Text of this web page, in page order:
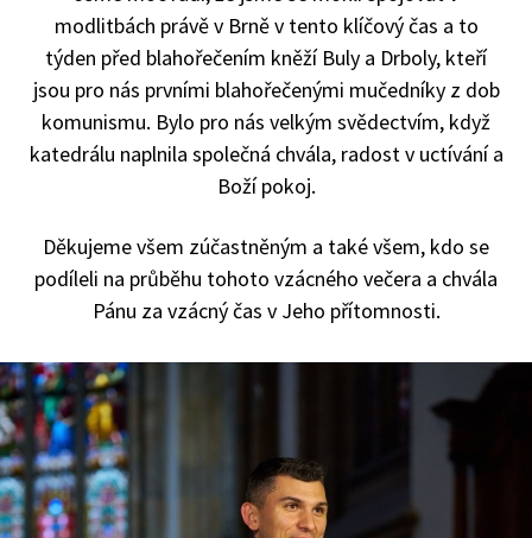
modlitbách právě v Brně v tento klíčový čas a to
týden před blahořečením kněží Buly a Drboly, kteří
jsou pro nás prvními blahořečenými mučedníky z dob
komunismu. Bylo pro nás velkým svědectvím, když
katedrálu naplnila společná chvála, radost v uctívání a
Boží pokoj.
Děkujeme všem zúčastněným a také všem, kdo se
podíleli na průběhu tohoto vzácného večera a chvála
Pánu za vzácný čas v Jeho přítomnosti.